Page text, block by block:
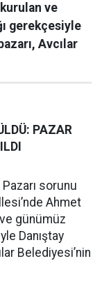
ve
gerekçesiyle
Avcılar
PAZAR
Pazarı sorunu
Ahmet
günümüz
Danıştay
Belediyesi’nin